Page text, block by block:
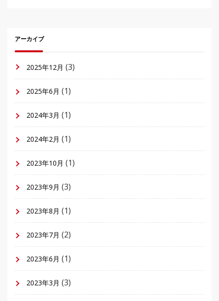
アーカイブ
2025年12月 (3)
2025年6月 (1)
2024年3月 (1)
2024年2月 (1)
2023年10月 (1)
2023年9月 (3)
2023年8月 (1)
2023年7月 (2)
2023年6月 (1)
2023年3月 (3)